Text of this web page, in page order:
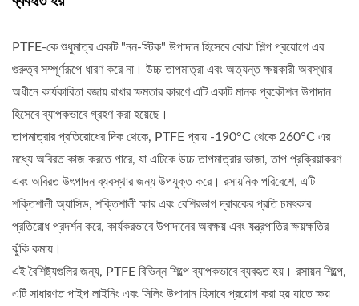
PTFE-কে শুধুমাত্র একটি "নন-স্টিক" উপাদান হিসেবে বোঝা শিল্প প্রয়োগে এর
গুরুত্ব সম্পূর্ণরূপে ধারণ করে না। উচ্চ তাপমাত্রা এবং অত্যন্ত ক্ষয়কারী অবস্থার
অধীনে কার্যকারিতা বজায় রাখার ক্ষমতার কারণে এটি একটি মানক প্রকৌশল উপাদান
হিসেবে ব্যাপকভাবে গ্রহণ করা হয়েছে।
তাপমাত্রার প্রতিরোধের দিক থেকে, PTFE প্রায় -190°C থেকে 260°C এর
মধ্যে অবিরত কাজ করতে পারে, যা এটিকে উচ্চ তাপমাত্রার ভাজা, তাপ প্রক্রিয়াকরণ
এবং অবিরত উৎপাদন ব্যবস্থার জন্য উপযুক্ত করে। রসায়নিক পরিবেশে, এটি
শক্তিশালী অ্যাসিড, শক্তিশালী ক্ষার এবং বেশিরভাগ দ্রাবকের প্রতি চমৎকার
প্রতিরোধ প্রদর্শন করে, কার্যকরভাবে উপাদানের অবক্ষয় এবং যন্ত্রপাতির ক্ষয়ক্ষতির
ঝুঁকি কমায়।
এই বৈশিষ্ট্যগুলির জন্য, PTFE বিভিন্ন শিল্পে ব্যাপকভাবে ব্যবহৃত হয়। রসায়ন শিল্পে,
এটি সাধারণত পাইপ লাইনিং এবং সিলিং উপাদান হিসাবে প্রয়োগ করা হয় যাতে ক্ষয়